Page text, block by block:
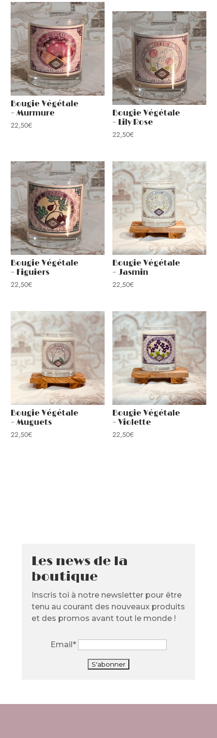
Bougie Végétale
– Murmure
22,50€
Bougie Végétale
– Lily Rose
22,50€
Bougie Végétale
– Figuiers
22,50€
Bougie Végétale
– Jasmin
22,50€
Bougie Végétale
– Muguets
22,50€
Bougie Végétale
– Violette
22,50€
Les news de la
boutique
Inscris toi à notre newsletter pour être
tenu au courant des nouveaux produits
et des promos avant tout le monde !
Email*